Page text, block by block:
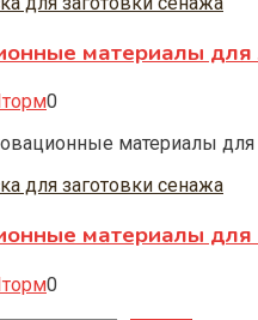
материалы для
0
для заготовки сенажа
материалы для
0